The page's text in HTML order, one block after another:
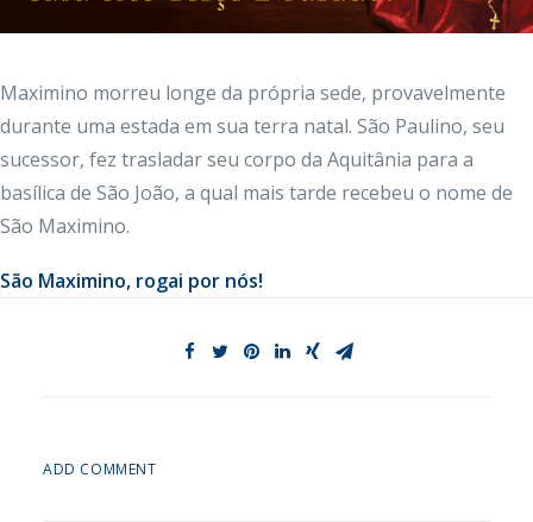
Maximino morreu longe da própria sede, provavelmente
durante uma estada em sua terra natal. São Paulino, seu
sucessor, fez trasladar seu corpo da Aquitânia para a
basílica de São João, a qual mais tarde recebeu o nome de
São Maximino.
São Maximino, rogai por nós!
ADD COMMENT